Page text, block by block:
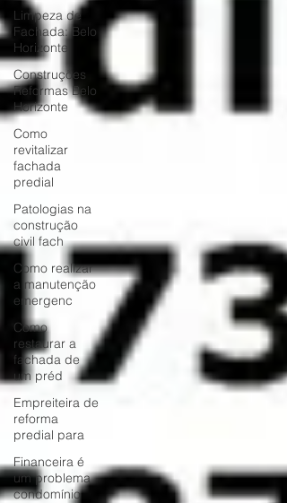
Limpeza de
Fachada: Belo
Horizonte
Construções
Reformas Belo
Horizonte
Como
revitalizar
fachada
predial
Patologias na
construção
civil fach
Como realizar
a manutenção
emergenc
Como
restaurar a
fachada de
um préd
Empreiteira de
reforma
predial para
Financeira é
um problema
condomínio